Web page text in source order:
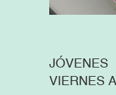
JÓVENES
VIERNES